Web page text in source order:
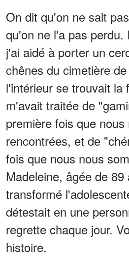
On dit qu'on ne sait
qu'on ne l'a pas perdu.
j'ai aidé à porter un
chênes du cimetière
l'intérieur se trouvait la
m'avait traitée de
première fois que
rencontrées, et de
fois que nous nous
Madeleine, âgée de 89
transformé
détestait en une
regrette chaque jour.
histoire.